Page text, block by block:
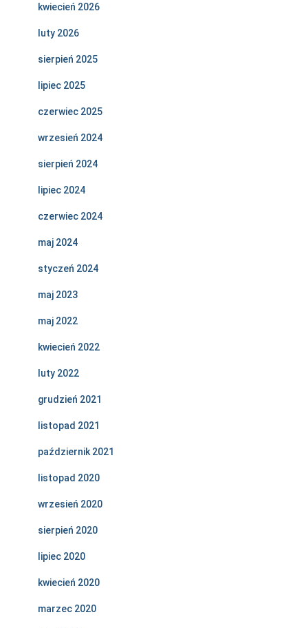
kwiecień 2026
luty 2026
sierpień 2025
lipiec 2025
czerwiec 2025
wrzesień 2024
sierpień 2024
lipiec 2024
czerwiec 2024
maj 2024
styczeń 2024
maj 2023
maj 2022
kwiecień 2022
luty 2022
grudzień 2021
listopad 2021
październik 2021
listopad 2020
wrzesień 2020
sierpień 2020
lipiec 2020
kwiecień 2020
marzec 2020